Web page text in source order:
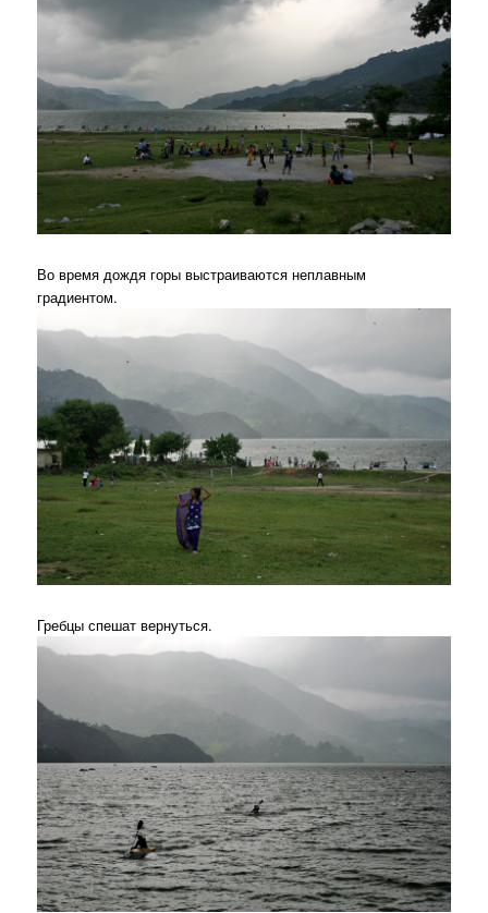
Во время дождя горы выстраиваются неплавным
градиентом.
Гребцы спешат вернуться.